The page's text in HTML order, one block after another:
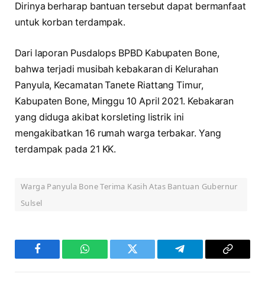
Dirinya berharap bantuan tersebut dapat bermanfaat
untuk korban terdampak.
Dari laporan Pusdalops BPBD Kabupaten Bone,
bahwa terjadi musibah kebakaran di Kelurahan
Panyula, Kecamatan Tanete Riattang Timur,
Kabupaten Bone, Minggu 10 April 2021. Kebakaran
yang diduga akibat korsleting listrik ini
mengakibatkan 16 rumah warga terbakar. Yang
terdampak pada 21 KK.
Warga Panyula Bone Terima Kasih Atas Bantuan Gubernur
Sulsel
Facebook WhatsAppTwitter Telegram
Copy